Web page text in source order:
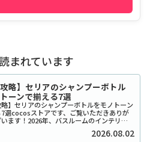
まれています
攻略】セリアのシャンプーボトル
ーンで揃える7選
略】セリアのシャンプーボトルをモノトーン
選cocosストアです、ご覧いただきありが
います！2026年、バスルームのインテリア
プーボトル（モノトーン）はまさに救...
2026.08.02